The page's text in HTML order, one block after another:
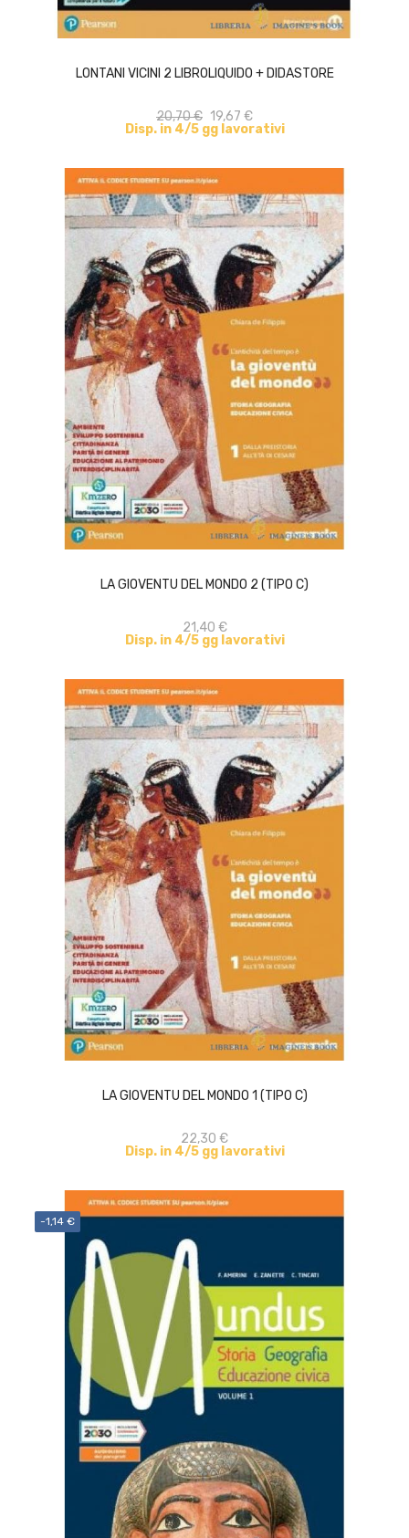
LONTANI VICINI 2 LIBROLIQUIDO + DIDASTORE
20,70 € 19,67 €
Disp. in 4/5 gg lavorativi
ACQUISTA
LA GIOVENTU DEL MONDO 2 (TIPO C)
21,40 €
Disp. in 4/5 gg lavorativi
ACQUISTA
LA GIOVENTU DEL MONDO 1 (TIPO C)
22,30 €
Disp. in 4/5 gg lavorativi
ACQUISTA
-1,14 €